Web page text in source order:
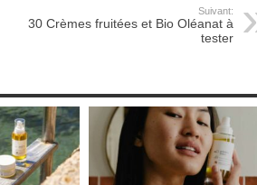
Suivant:
30 Crèmes fruitées et Bio Oléanat à
tester